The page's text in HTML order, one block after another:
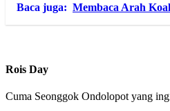
Baca juga: Membaca Arah
Rois Day
Cuma Seonggok Ondolopot yang